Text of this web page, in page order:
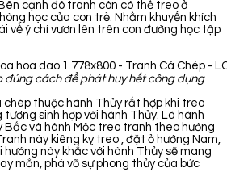
cạnh đó tranh còn có thể treo ở
học của con trẻ. Nhằm khuyến khích
về ý chí vươn lên trên con đường học tập
đúng cách để phát huy hết công dụng
thuộc hành Thủy rất hợp khi treo
sinh hợp với hành Thủy. Là hành
Bắc và hành Mộc treo tranh theo hướng
này kiêng kỵ treo , đặt ở hướng Nam,
này khắc với hành Thủy sẽ mang
mắn, phá vỡ sự phong thủy của bức